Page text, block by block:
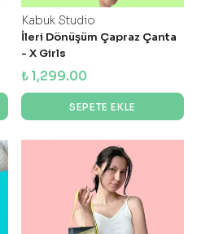
Kabuk Studio
İleri Dönüşüm Çapraz Çanta
- X Girls
₺ 1,299.00
SEPETE EKLE